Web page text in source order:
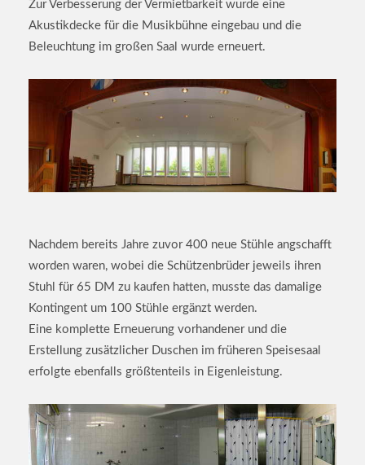
Zur Verbesserung der Vermietbarkeit wurde eine
Akustikdecke für die Musikbühne eingebau und die
Beleuchtung im großen Saal wurde erneuert.
Nachdem bereits Jahre zuvor 400 neue Stühle angschafft
worden waren, wobei die Schützenbrüder jeweils ihren
Stuhl für 65 DM zu kaufen hatten, musste das damalige
Kontingent um 100 Stühle ergänzt werden.
Eine komplette Erneuerung vorhandener und die
Erstellung zusätzlicher Duschen im früheren Speisesaal
erfolgte ebenfalls größtenteils in Eigenleistung.